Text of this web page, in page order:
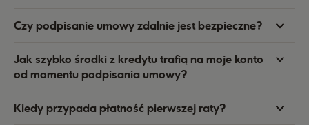
Czy podpisanie umowy zdalnie jest bezpieczne?
Jak szybko środki z kredytu trafią na moje konto
od momentu podpisania umowy?
Kiedy przypada płatność pierwszej raty?